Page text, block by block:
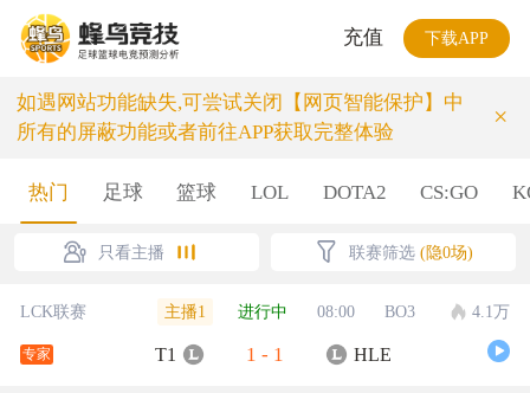
充值 下载APP
如遇网站功能缺失,可尝试关闭【网页智能保护】中
所有的屏蔽功能或者前往APP获取完整体验
×
热门 足球 篮球 LOL DOTA2 CS:GO
只看主播 联赛筛选 (隐0场)
LCK联赛 主播1 进行中 08:00 BO3 4.1万
专家 T1 1 - 1 HLE